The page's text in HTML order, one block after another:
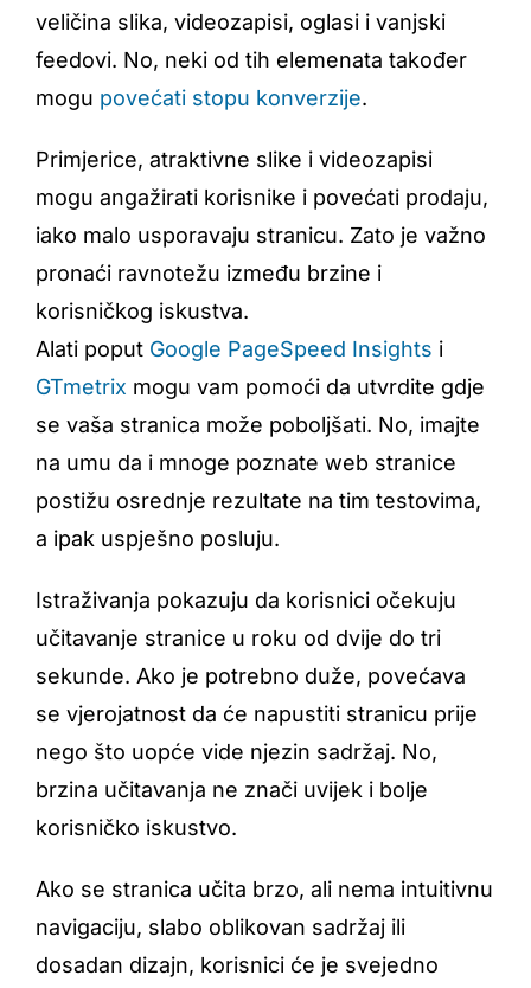
veličina slika, videozapisi, oglasi i vanjski
feedovi. No, neki od tih elemenata također
mogu povećati stopu konverzije.
Primjerice, atraktivne slike i videozapisi
mogu angažirati korisnike i povećati prodaju,
iako malo usporavaju stranicu. Zato je važno
pronaći ravnotežu između brzine i
korisničkog iskustva.
Alati poput Google PageSpeed Insights i
GTmetrix mogu vam pomoći da utvrdite gdje
se vaša stranica može poboljšati. No, imajte
na umu da i mnoge poznate web stranice
postižu osrednje rezultate na tim testovima,
a ipak uspješno posluju.
Istraživanja pokazuju da korisnici očekuju
učitavanje stranice u roku od dvije do tri
sekunde. Ako je potrebno duže, povećava
se vjerojatnost da će napustiti stranicu prije
nego što uopće vide njezin sadržaj. No,
brzina učitavanja ne znači uvijek i bolje
korisničko iskustvo.
Ako se stranica učita brzo, ali nema intuitivnu
navigaciju, slabo oblikovan sadržaj ili
dosadan dizajn, korisnici će je svejedno